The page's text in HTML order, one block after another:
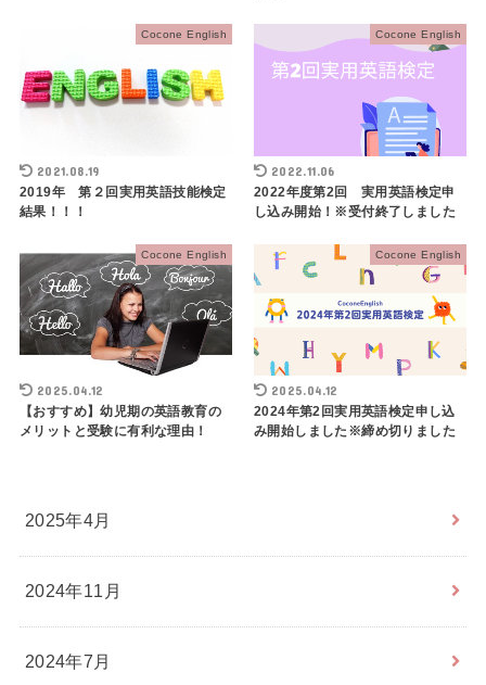
Cocone English
2021.08.19
2019年 第２回実用英語技能検定
結果！！！
Cocone English
2022.11.06
2022年度第2回 実用英語検定申
し込み開始！※受付終了しました
Cocone English
2025.04.12
【おすすめ】幼児期の英語教育の
メリットと受験に有利な理由！
Cocone English
2025.04.12
2024年第2回実用英語検定申し込
み開始しました※締め切りました
2025年4月
2024年11月
2024年7月